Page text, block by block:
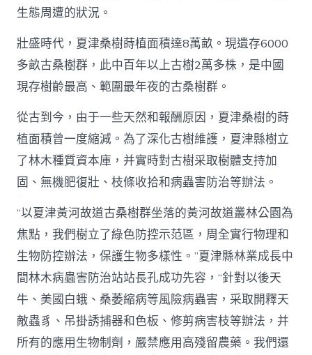
生態周遭的狀況。
壯盛時代，夏津桑樹蒔植面積達8萬畝。現遺存6000
多畝古桑樹群，此中百年以上古樹2萬多株，是中國
現存樹齡最高、範圍最年夜的古桑樹群。
從古到今，由于一些天然和報酬原因，夏津桑樹的蒔
植面積曾一度縮減。為了深化古樹維護，夏津縣樹立
了林木種質資本庫，并實時對古樹采取樹體支持加
固、無機肥復壯、枝條收拾和病蟲害防治等辦法。
“以夏津黃河故道古桑樹群坐落的黃河故道叢林公園為
焦點，我們樹立了綠色防控示范區，周全實行物理和
生物防控辦法，保護生物多樣性。”夏津縣林業成長中
間林木病蟲害防治站站長孔成功先容，“針對以後天
牛、美國白蛾、桑萎縮病等風險病蟲害，采取開釋天
敵蟲豸、吊掛誘捕器和色板、修剪病害枝等辦法，并
所有的應用生物制劑，嚴禁應用高殘留農藥。我們還